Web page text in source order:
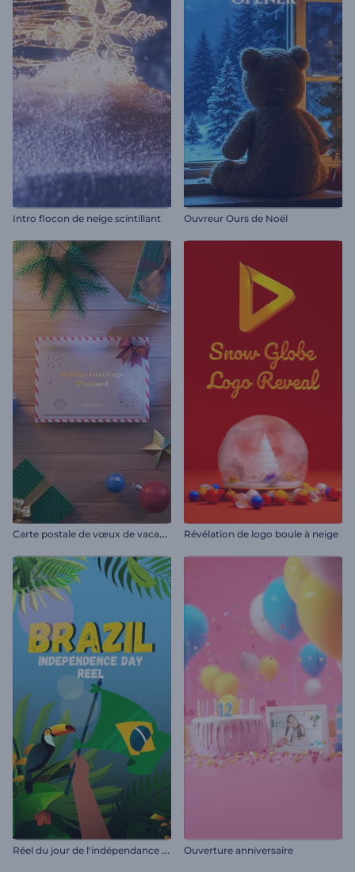
Intro flocon de neige scintillant Ouvreur Ours de Noël
C
arte postale de vœux de vacances Révélation de logo boule à neige
R
éel du jour de l'indépendance du Brésil Ouverture anniversaire